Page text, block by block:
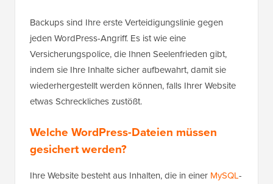
Backups sind Ihre erste Verteidigungslinie gegen
jeden WordPress-Angriff. Es ist wie eine
Versicherungspolice, die Ihnen Seelenfrieden gibt,
indem sie Ihre Inhalte sicher aufbewahrt, damit sie
wiederhergestellt werden können, falls Ihrer Website
etwas Schreckliches zustößt.
Welche WordPress-Dateien müssen
gesichert werden?
Ihre Website besteht aus Inhalten, die in einer MySQL-